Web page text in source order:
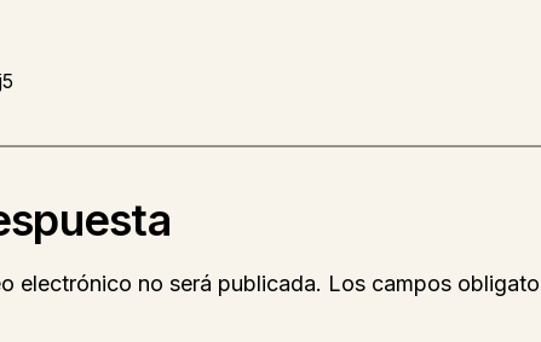
electrónico no será publicada. Los campos